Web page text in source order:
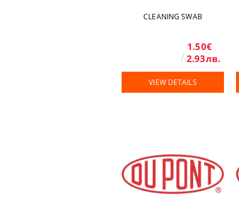
CLEANING SWAB
1.50€
2.93лв.
VIEW DETAILS